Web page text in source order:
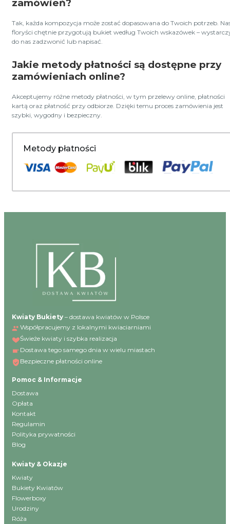
zamówień?
Tak, każda kompozycja może zostać dopasowana do Twoich potrzeb.
floryści chętnie przygotują bukiet według Twoich wskazówek –
do nas zadzwonić lub napisać.
Jakie metody płatności są dostępne przy
zamówieniach online?
Akceptujemy różne metody płatności, w tym przelewy online, płatności
kartą oraz płatność przy odbiorze. Dzięki temu proces zamówienia jest
szybki, wygodny i bezpieczny.
Metody płatności
Kwiaty Bukiety – dostawa kwiatów w Polsce
Współpracujemy z lokalnymi kwiaciarniami
Świeże kwiaty i szybka realizacja
Dostawa tego samego dnia w wielu miastach
Bezpieczne płatności online
Pomoc & Informacje
Dostawa
Opłata
Kontakt
Regulamin
Polityka prywatności
Blog
Kwiaty & Okazje
Kwiaty
Bukiety Kwiatów
Flowerboxy
Urodziny
Róża